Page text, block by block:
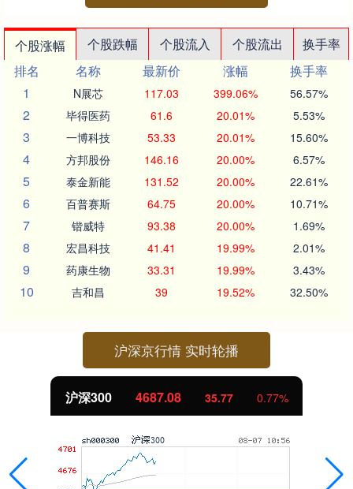
个股涨幅 个股跌幅 个股流入 个股流出
换手率
排名
名称 最新价 涨幅
换手率
1
N展芯 117.03 399.06% 56.57%
2 毕得医药 61.6 20.01% 5.53%
3 一博科技 53.33 20.01% 15.60%
4 方邦股份 146.16 20.00% 6.57%
5 泰金新能 131.52 20.00% 22.61%
6 百普赛斯 64.75 20.00% 10.71%
7 锴威特 93.38 20.00% 1.69%
8 宏昌科技 41.41 19.99% 2.01%
9 药康生物 33.31 19.99% 3.43%
10 吉和昌 39 19.52% 32.50%
沪深京行情 实时轮播
4687.08 35.77 0.77%